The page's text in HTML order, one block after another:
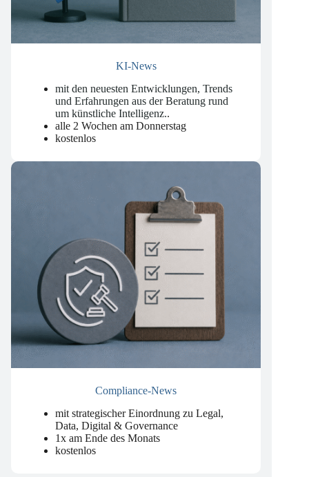
mit den neuesten Entwicklungen, Trends
und Erfahrungen aus der Beratung rund
um künstliche Intelligenz..
alle 2 Wochen am Donnerstag
mit strategischer Einordnung zu Legal,
Data, Digital & Governance
1x am Ende des Monats